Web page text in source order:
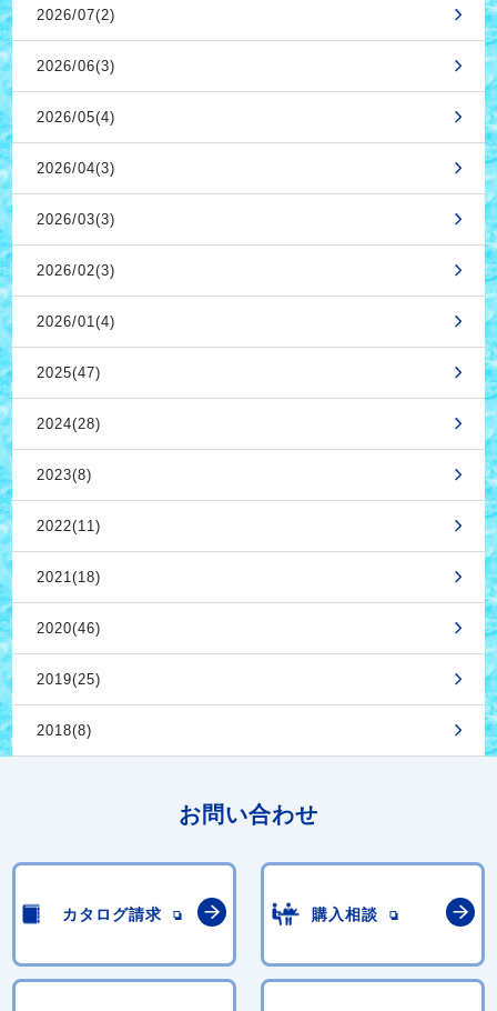
2026/07(2)
2026/06(3)
2026/05(4)
2026/04(3)
2026/03(3)
2026/02(3)
2026/01(4)
2025(47)
2024(28)
2023(8)
2022(11)
2021(18)
2020(46)
2019(25)
2018(8)
お問い合わせ
カタログ請求 購入相談